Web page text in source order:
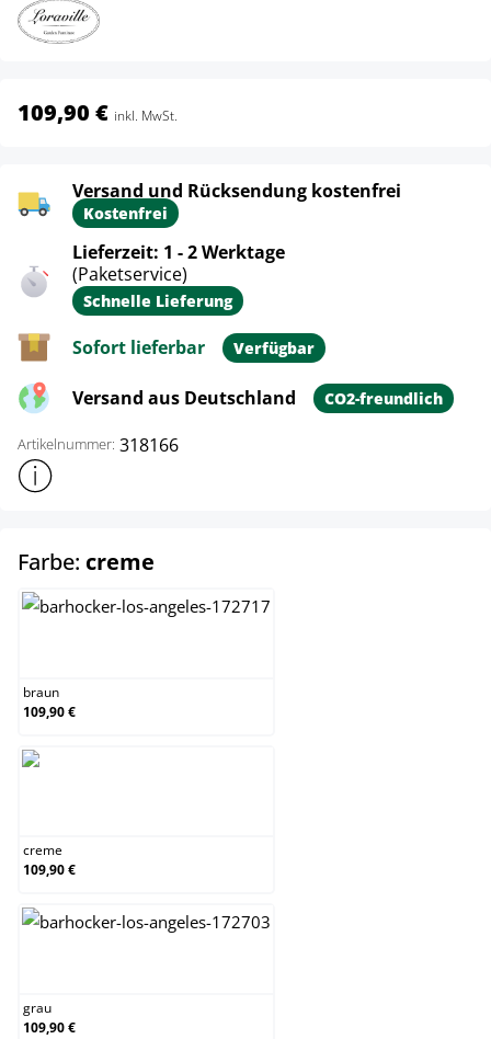
109,90 € inkl. MwSt.
Versand und Rücksendung kostenfrei
Kostenfrei
Lieferzeit: 1 - 2 Werktage
(Paketservice)
Schnelle Lieferung
Sofort lieferbar Verfügbar
Versand aus Deutschland CO2-freundlich
Artikelnummer: 318166
Weitere Produktinformationen anzeigen
Farbe: creme
braun
109,90 €
creme
109,90 €
grau
109,90 €